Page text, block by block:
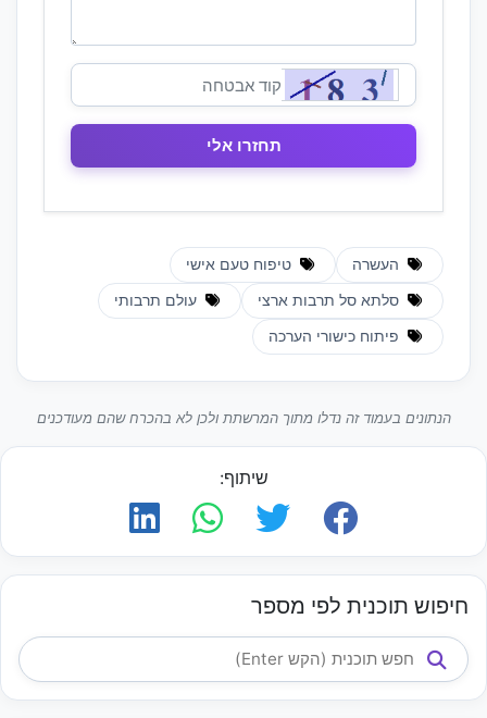
העשרה טיפוח טעם אישי
סלתא סל תרבות ארצי עולם תרבותי
פיתוח כישורי הערכה
הנתונים בעמוד זה נדלו מתוך המרשתת ולכן לא בהכרח שהם מעודכנים
שיתוף:
חיפוש תוכנית לפי מספר